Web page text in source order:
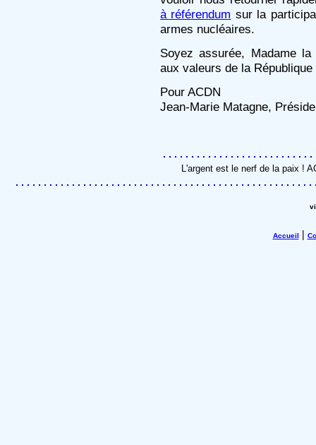
à référendum sur la
armes nucléaires.
Soyez assurée, Madame
aux valeurs de la
Pour ACDN
Jean-Marie Matagne,
L'argent est le nerf de la paix !
Accueil |